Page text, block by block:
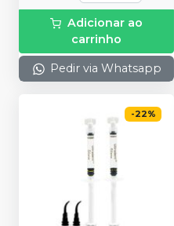
Adicionar ao
carrinho
Pedir via Whatsapp
-22%